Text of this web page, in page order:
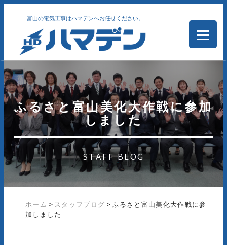
富山の電気工事はハマデンへお任せください。
ふるさと富山美化大作戦に参加
しました
STAFF BLOG
ホーム > スタッフブログ >ふるさと富山美化大作戦に参
加しました